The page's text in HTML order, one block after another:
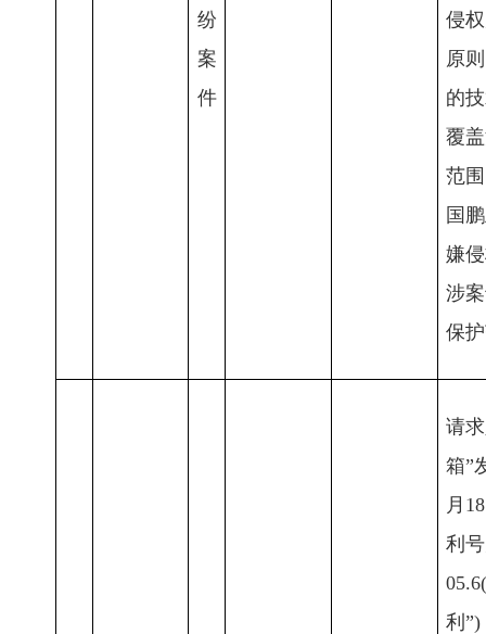
纷
案
件
侵
原
的
覆
范
国
嫌
涉
保
请
箱”
月
利
利